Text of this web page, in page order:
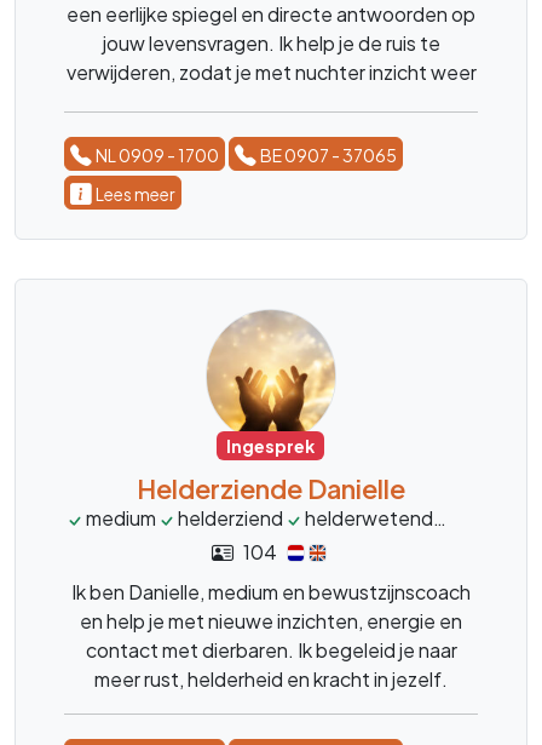
een eerlijke spiegel en directe antwoorden op
jouw levensvragen. Ik help je de ruis te
verwijderen, zodat je met nuchter inzicht weer
NL 0909 - 1700
BE 0907 - 37065
Lees meer
Ingesprek
Helderziende Danielle
medium helderziend helderwetend
104
Ik ben Danielle, medium en bewustzijnscoach
en help je met nieuwe inzichten, energie en
contact met dierbaren. Ik begeleid je naar
meer rust, helderheid en kracht in jezelf.